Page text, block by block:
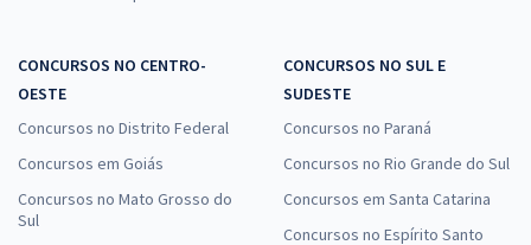
CONCURSOS NO CENTRO-
OESTE
Concursos no Distrito Federal
Concursos em Goiás
Concursos no Mato Grosso do
Sul
CONCURSOS NO SUL E
SUDESTE
Concursos no Paraná
Concursos no Rio Grande do Sul
Concursos em Santa Catarina
Concursos no Espírito Santo